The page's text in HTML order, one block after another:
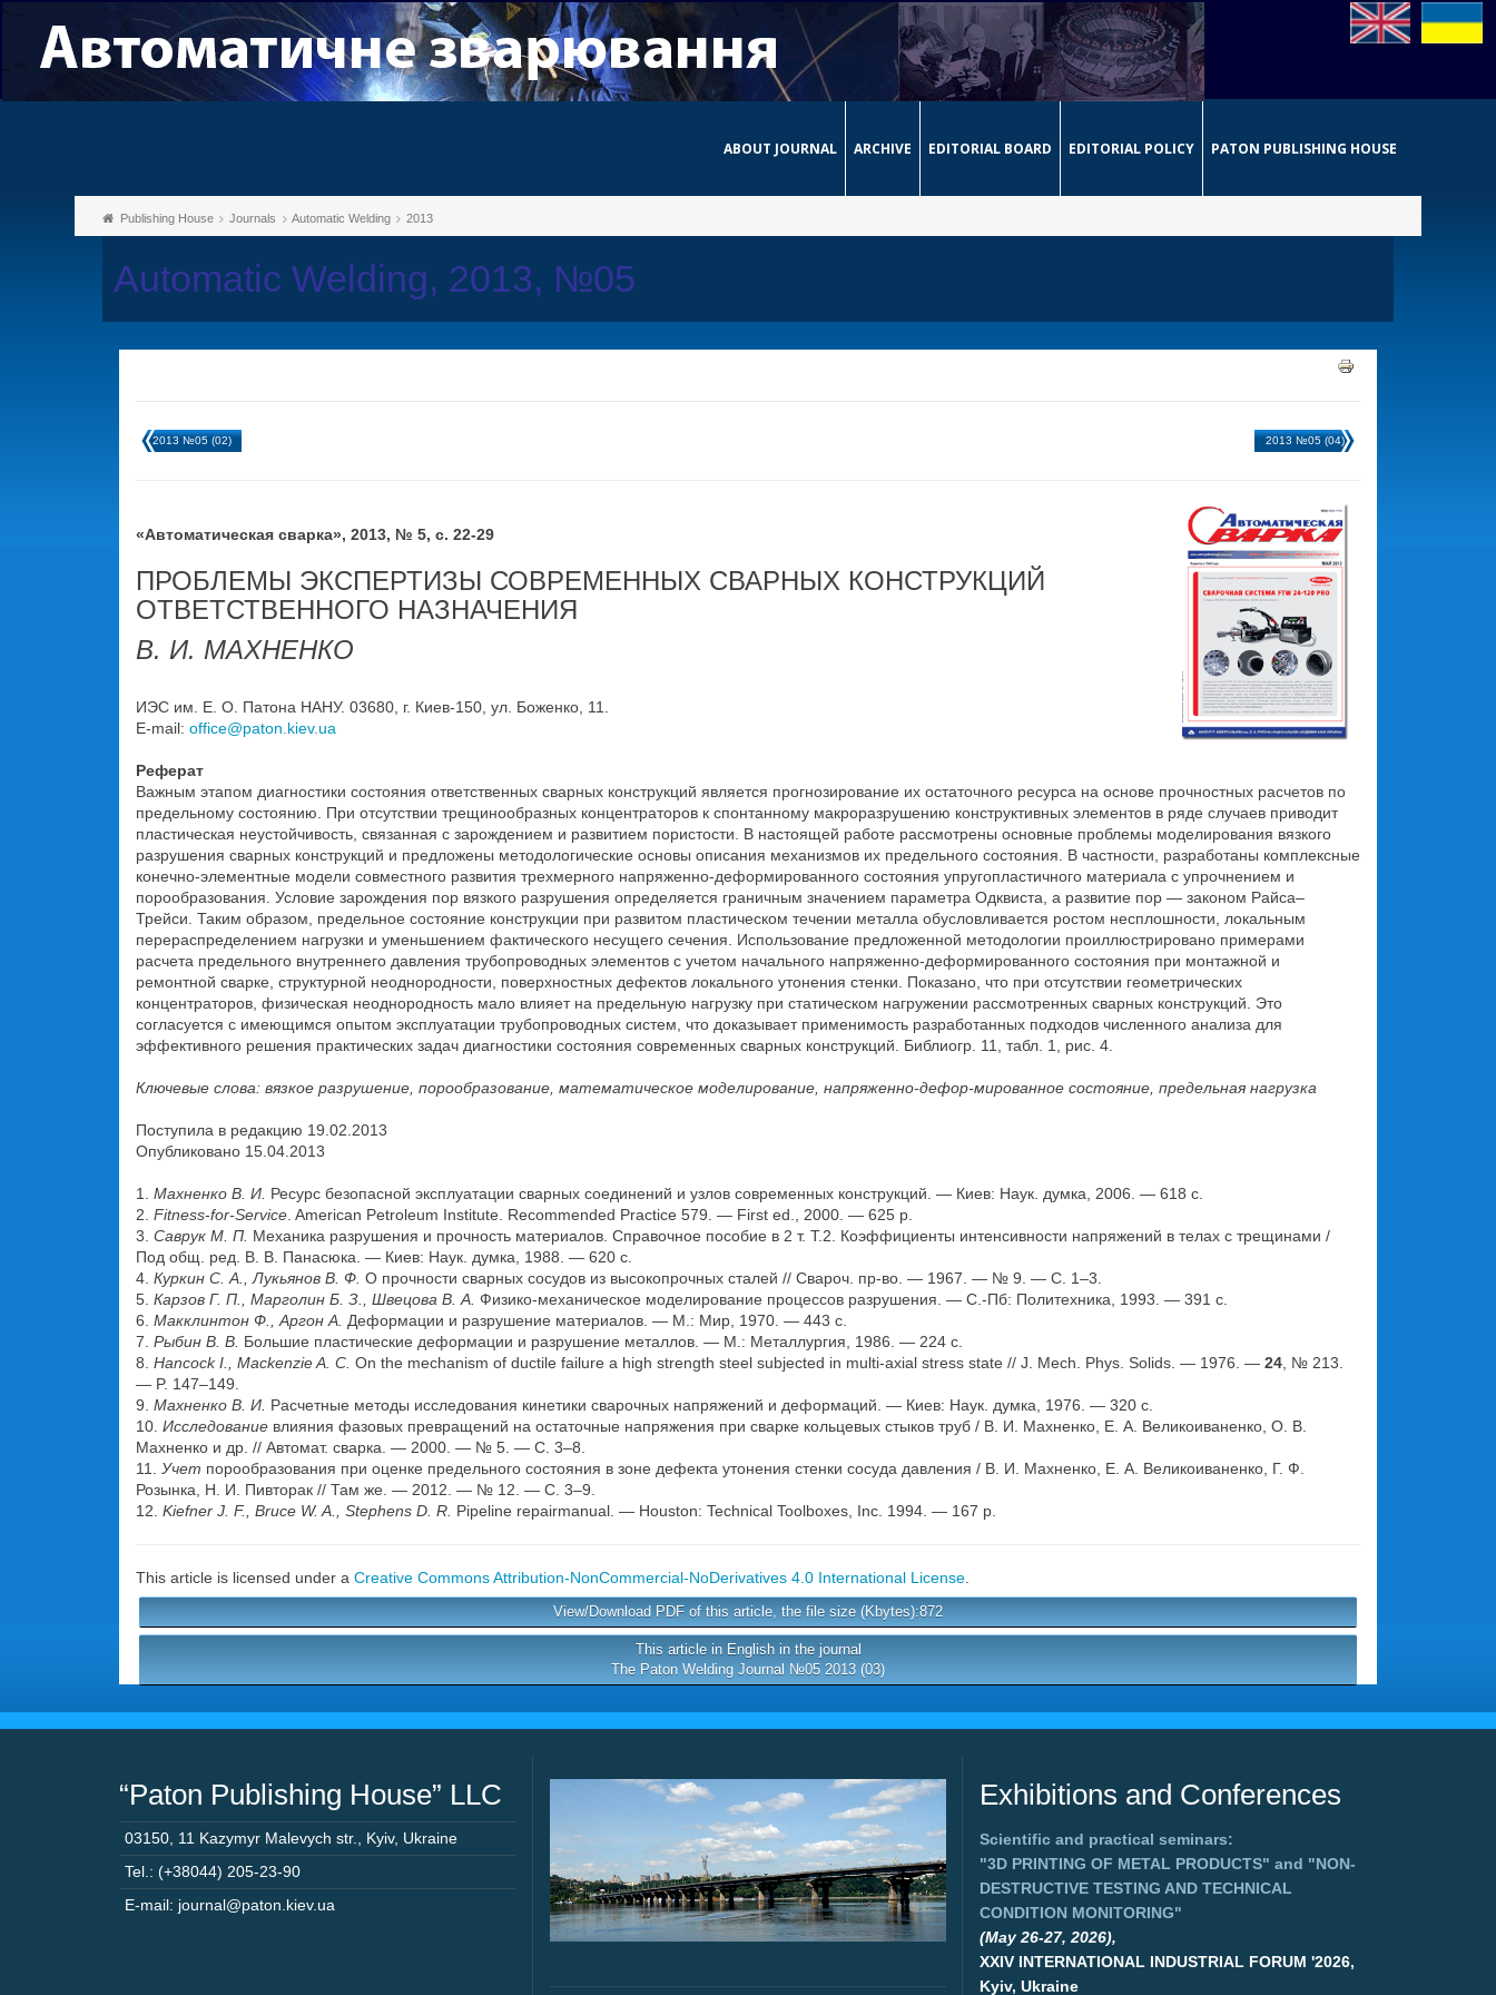
ABOUT JOURNAL ARCHIVE EDITORIAL BOARD EDITORIAL POLICY PATON PUBLISHING HOUSE
Publishing House Journals Automatic Welding 2013
Automatic Welding, 2013, №05
2013 №05 (02) 2013 №05 (04)
«Автоматическая сварка», 2013, № 5, с. 22-29
ПРОБЛЕМЫ ЭКСПЕРТИЗЫ СОВРЕМЕННЫХ СВАРНЫХ КОНСТРУКЦИЙ
ОТВЕТСТВЕННОГО НАЗНАЧЕНИЯ
В. И. МАХНЕНКО
ИЭС им. Е. О. Патона НАНУ. 03680, г. Киев-150, ул. Боженко, 11.
E-mail: office@paton.kiev.ua
Реферат
Важным этапом диагностики состояния ответственных сварных конструкций является прогнозирование их остаточного ресурса на основе прочностных расчетов по
предельному состоянию. При отсутствии трещинообразных концентраторов к спонтанному макроразрушению конструктивных элементов в ряде случаев приводит
пластическая неустойчивость, связанная с зарождением и развитием пористости. В настоящей работе рассмотрены основные проблемы моделирования вязкого
разрушения сварных конструкций и предложены методологические основы описания механизмов их предельного состояния. В частности, разработаны комплексные
конечно-элементные модели совместного развития трехмерного напряженно-деформированного состояния упругопластичного материала с упрочнением и
порообразования. Условие зарождения пор вязкого разрушения определяется граничным значением параметра Одквиста, а развитие пор — законом Райса–
Трейси. Таким образом, предельное состояние конструкции при развитом пластическом течении металла обусловливается ростом несплошности, локальным
перераспределением нагрузки и уменьшением фактического несущего сечения. Использование предложенной методологии проиллюстрировано примерами
расчета предельного внутреннего давления трубопроводных элементов с учетом начального напряженно-деформированного состояния при монтажной и
ремонтной сварке, структурной неоднородности, поверхностных дефектов локального утонения стенки. Показано, что при отсутствии геометрических
концентраторов, физическая неоднородность мало влияет на предельную нагрузку при статическом нагружении рассмотренных сварных конструкций. Это
согласуется с имеющимся опытом эксплуатации трубопроводных систем, что доказывает применимость разработанных подходов численного анализа для
эффективного решения практических задач диагностики состояния современных сварных конструкций. Библиогр. 11, табл. 1, рис. 4.
Ключевые слова: вязкое разрушение, порообразование, математическое моделирование, напряженно-дефор-мированное состояние, предельная нагрузка
Поступила в редакцию 19.02.2013
Опубликовано 15.04.2013
1. Махненко В. И. Ресурс безопасной эксплуатации сварных соединений и узлов современных конструкций. — Киев: Наук. думка, 2006. — 618 с.
2. Fitness-for-Service . American Petroleum Institute. Recommended Practice 579. — First ed., 2000. — 625 p.
3. Саврук М. П. Механика разрушения и прочность материалов. Справочное пособие в 2 т. Т.2. Коэффициенты интенсивности напряжений в телах с трещинами /
Под общ. ред. В. В. Панасюка. — Киев: Наук. думка, 1988. — 620 с.
4. Куркин С. А., Лукьянов В. Ф. О прочности сварных сосудов из высокопрочных сталей // Свароч. пр-во. — 1967. — № 9. — С. 1–3.
5. Карзов Г. П., Марголин Б. З., Швецова В. А. Физико-механическое моделирование процессов разрушения. — С.-Пб: Политехника, 1993. — 391 с.
6. Макклинтон Ф., Аргон А. Деформации и разрушение материалов. — М.: Мир, 1970. — 443 с.
7. Рыбин В. В. Большие пластические деформации и разрушение металлов. — М.: Металлургия, 1986. — 224 с.
8. Hancock I., Mackenzie A. C. On the mechanism of ductile failure a high strength steel subjected in multi-axial stress state // J. Mech. Phys. Solids. — 1976. — 24 , № 213.
— P. 147–149.
9. Махненко В. И. Расчетные методы исследования кинетики сварочных напряжений и деформаций. — Киев: Наук. думка, 1976. — 320 с.
10. Исследование влияния фазовых превращений на остаточные напряжения при сварке кольцевых стыков труб / В. И. Махненко, Е. А. Великоиваненко, О. В.
Махненко и др. // Автомат. сварка. — 2000. — № 5. — С. 3–8.
11. Учет порообразования при оценке предельного состояния в зоне дефекта утонения стенки сосуда давления / В. И. Махненко, Е. А. Великоиваненко, Г. Ф.
Розынка, Н. И. Пивторак // Там же. — 2012. — № 12. — С. 3–9.
12. Kiefner J. F., Bruce W. A., Stephens D. R. Pipeline repairmanual. — Houston: Technical Toolboxes, Inс. 1994. — 167 p.
This article is licensed under a Creative Commons Attribution-NonCommercial-NoDerivatives 4.0 International License
View/Download PDF of this article, the file size (Kbytes):872
This article in English in the journal
The Paton Welding Journal №05 2013 (03)
“Paton Publishing House” LLC
03150 11 Kazymyr Malevych str. Kyiv, Ukraine
Tel.: (+38044) 205-23-90
E-mail: journal@paton.kiev.ua
Exhibitions and Conferences
Scientific and practical seminars:
"3D PRINTING OF METAL PRODUCTS" and "NON-
DESTRUCTIVE TESTING AND TECHNICAL
CONDITION MONITORING"
(May 26-27, 2026),
XXIV INTERNATIONAL INDUSTRIAL FORUM '2026,
Kyiv, Ukraine